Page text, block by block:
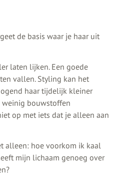
de basis waar je haar uit
laten lijken. Een goede
vallen. Styling kan het
haar tijdelijk kleiner
weinig bouwstoffen
op met iets dat je alleen aan
alleen: hoe voorkom ik kaal
mijn lichaam genoeg over